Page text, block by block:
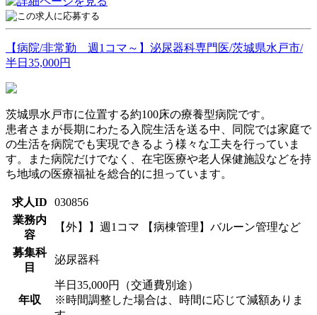
【病院/非常勤 週1コマ～】泌尿器科専門医/茨城県水戸市/
半日35,000円
茨城県水戸市に位置する約100床の療養型病院です。
患者さまが長期にわたる入院生活を送る中、同院では家庭で
の生活を病院でも実現できるよう様々な工夫を行っていま
す。また病院だけでなく、在宅医療や老人保健施設などを持
ち地域の医療福祉を総合的に担っています。
求人ID
030856
業務内
容
【外】】週1コマ 【病棟管理】バルーン管理など
募集科
目
泌尿器科
年収
半日35,000円（交通費別途）
※時間調整した場合は、時間に応じて減額ありま